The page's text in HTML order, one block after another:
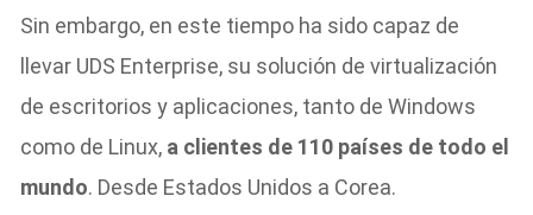
Sin embargo, en este tiempo ha sido capaz de
llevar UDS Enterprise, su solución de virtualización
de escritorios y aplicaciones, tanto de Windows
como de Linux, a clientes de 110 países de todo el
mundo. Desde Estados Unidos a Corea.